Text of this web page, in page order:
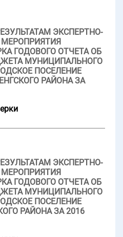
ЭКСПЕРТНО-
ГОДОВОГО ОТЧЕТА ОБ
МУНИЦИПАЛЬНОГО
ПОСЕЛЕНИЕ
РАЙОНА ЗА
ЭКСПЕРТНО-
ГОДОВОГО ОТЧЕТА ОБ
МУНИЦИПАЛЬНОГО
ПОСЕЛЕНИЕ
РАЙОНА ЗА 2016